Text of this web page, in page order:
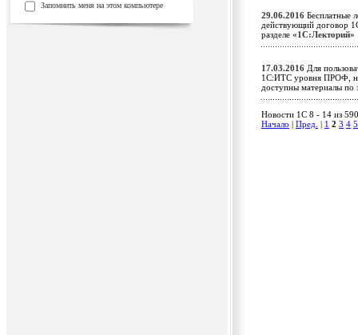
Запомнить меня на этом компьютере
29.06.2016 Бесплатные
действующий договор
разделе «1С:Лекторий»
17.03.2016 Для
1С:ИТС уровня ПРОФ, на
доступны материалы
Новости 1C 8 - 14 из 590
Начало
Пред. 1 2 3 4 5